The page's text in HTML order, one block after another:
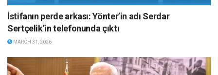
İstifanın perde arkası: Yönter’in adı Serdar
Sertçelik’in telefonunda çıktı
MARCH 31, 2026